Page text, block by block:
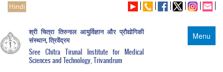
Hindi
Menu
श्री चित्रा तिरुनाल आयुर्विज्ञान और प्रौद्योगिकी
संस्थान, त्रिवेंद्रम
Sree Chitra Tirunal Institute for Medical
Sciences and Technology, Trivandrum